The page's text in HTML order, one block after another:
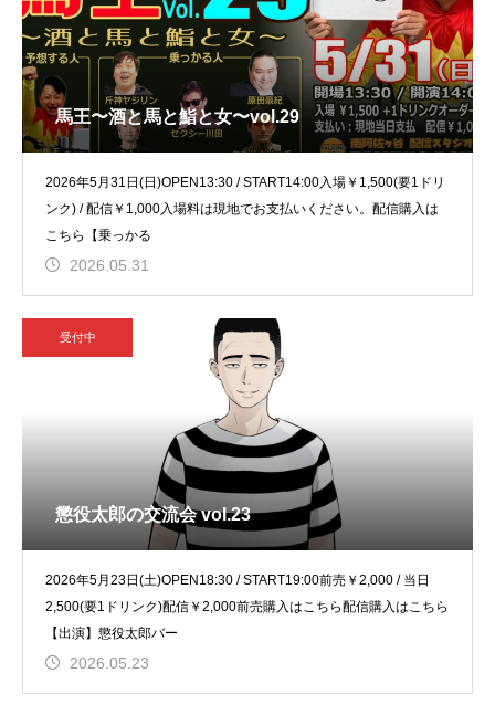
馬王〜酒と馬と鮨と女〜vol.29
2026年5月31日(日)OPEN13:30 / START14:00入場￥1,500(要1ドリ
ンク) / 配信￥1,000入場料は現地でお支払いください。配信購入は
こちら【乗っかる
2026.05.31
受付中
懲役太郎の交流会 vol.23
2026年5月23日(土)OPEN18:30 / START19:00前売￥2,000 / 当日
2,500(要1ドリンク)配信￥2,000前売購入はこちら配信購入はこちら
【出演】懲役太郎バー
2026.05.23